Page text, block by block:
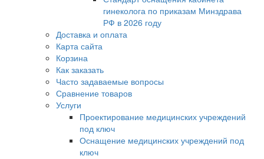
гинеколога по приказам Минздрава
РФ в 2026 году
Доставка и оплата
Карта сайта
Корзина
Как заказать
Часто задаваемые вопросы
Сравнение товаров
Услуги
Проектирование медицинских учреждений
под ключ
Оснащение медицинских учреждений под
ключ